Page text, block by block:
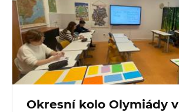
Okresní kolo Olymiády v